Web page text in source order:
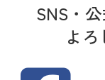
SNS・
よ